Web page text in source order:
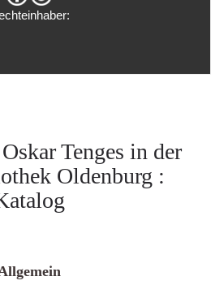
Tenges in der
Oldenburg :